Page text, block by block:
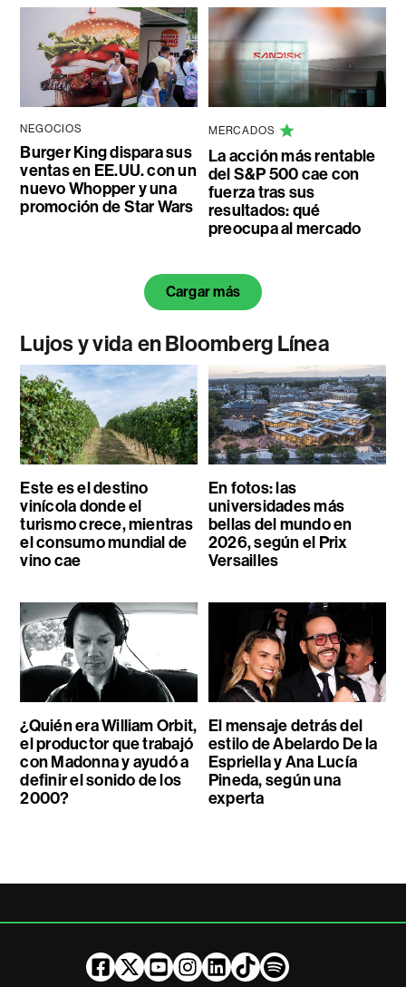
NEGOCIOS
Burger King dispara sus
ventas en EE.UU. con un
nuevo Whopper y una
promoción de Star Wars
MERCADOS
La acción más rentable
del S&P 500 cae con
fuerza tras sus
resultados: qué
preocupa al mercado
Cargar más
Lujos y vida en Bloomberg Línea
Este es el destino
vinícola donde el
turismo crece, mientras
el consumo mundial de
vino cae
En fotos: las
universidades más
bellas del mundo en
2026, según el Prix
Versailles
¿Quién era William Orbit,
el productor que trabajó
con Madonna y ayudó a
definir el sonido de los
2000?
El mensaje detrás del
estilo de Abelardo De la
Espriella y Ana Lucía
Pineda, según una
experta